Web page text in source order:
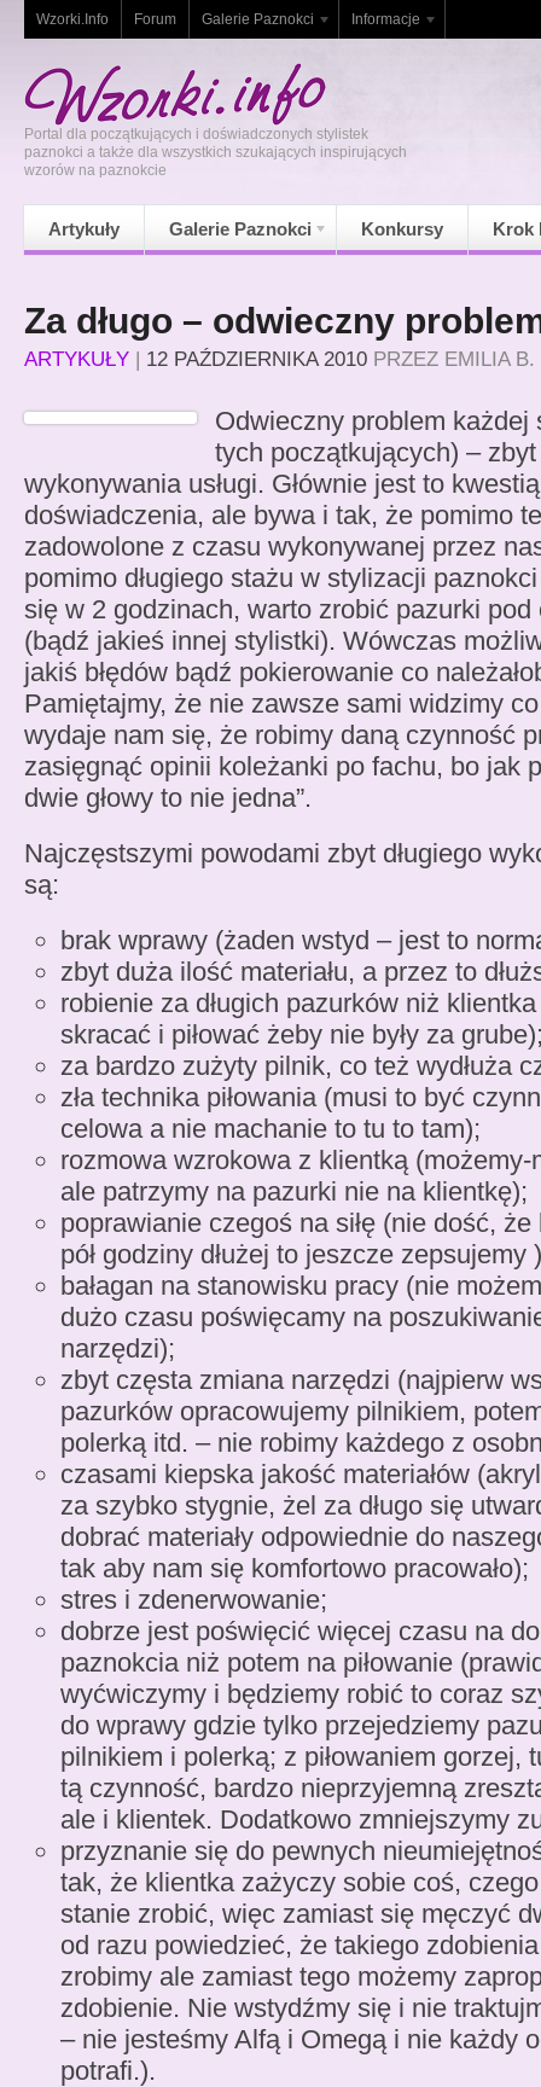
Wzorki.Info Forum Galerie Paznokci Informacje
Portal dla początkujących i doświadczonych stylistek
paznokci a także dla wszystkich szukających inspirujących
wzorów na paznokcie
Artykuły Galerie Paznokci Konkursy Krok
Za długo – odwieczny
ARTYKUŁY | 12 PAŹDZIERNIKA 2010 PRZEZ EMILIA B.
Odwieczny problem każdej
tych początkujących) – zbyt
wykonywania usługi. Głównie jest to
doświadczenia, ale bywa i tak, że pomimo
zadowolone z czasu wykonywanej przez
pomimo długiego stażu w stylizacji
się w 2 godzinach, warto zrobić pazurki
(bądź jakieś innej stylistki). Wówczas
jakiś błędów bądź pokierowanie co
Pamiętajmy, że nie zawsze sami widzimy
wydaje nam się, że robimy daną czynność
zasięgnąć opinii koleżanki po fachu, bo jak
dwie głowy to nie jedna”.
Najczęstszymi powodami zbyt długiego
są:
brak wprawy (żaden wstyd – jest to
zbyt duża ilość materiału, a przez to
robienie za długich pazurków niż
skracać i piłować żeby nie były za
za bardzo zużyty pilnik, co też wydłuża
zła technika piłowania (musi to być
celowa a nie machanie to tu to tam);
rozmowa wzrokowa z klientką
ale patrzymy na pazurki nie na klientkę);
poprawianie czegoś na siłę (nie dość, że
pół godziny dłużej to jeszcze zepsujemy
bałagan na stanowisku pracy (nie
dużo czasu poświęcamy na
narzędzi);
zbyt częsta zmiana narzędzi (najpierw
pazurków opracowujemy pilnikiem,
polerką itd. – nie robimy każdego z
czasami kiepska jakość materiałów
za szybko stygnie, żel za długo się
dobrać materiały odpowiednie do
tak aby nam się komfortowo pracowało);
stres i zdenerwowanie;
dobrze jest poświęcić więcej czasu na
paznokcia niż potem na piłowanie
wyćwiczymy i będziemy robić to coraz
do wprawy gdzie tylko przejedziemy
pilnikiem i polerką; z piłowaniem gorzej,
tą czynność, bardzo nieprzyjemną
ale i klientek. Dodatkowo zmniejszymy
przyznanie się do pewnych
tak, że klientka zażyczy sobie coś,
stanie zrobić, więc zamiast się męczyć
od razu powiedzieć, że takiego
zrobimy ale zamiast tego możemy
zdobienie. Nie wstydźmy się i nie
– nie jesteśmy Alfą i Omegą i nie każdy
potrafi.).